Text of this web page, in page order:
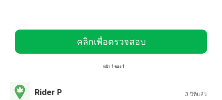
คลิกเพื่อตรวจสอบ
หน้า 1 ของ 1
Rider P 3 ปีที่แล้ว